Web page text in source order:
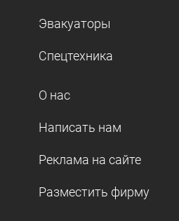
Эвакуаторы
Спецтехника
О нас
Написать нам
Реклама на сайте
Разместить фирму